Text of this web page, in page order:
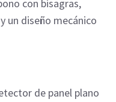
con bisagras,
un diseño mecánico
de panel plano